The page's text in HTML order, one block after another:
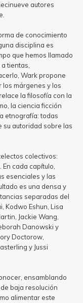
autores
de conocimiento
disciplina es
que hemos llamado
tientas,
Wark propone
los márgenes y los
la filosofía con la
la ciencia ficción
etnografía: todas
su autoridad sobre las
colectivos:
cada capítulo,
esenciales y las
es una densa y
separadas del
Kodwo Eshun, Lisa
Jackie Wang,
Danowski y
Doctorow,
y Jussi
ensamblando
baja resolución
alimentar este